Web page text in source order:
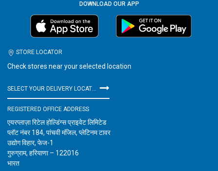
DOWNLOAD OUR APP
STORE LOCATOR
Check stores near your selected location
REGISTERED OFFICE ADDRESS
एयरप्लाज़ा रिटेल होल्डिंग्स प्राइवेट लिमिटेड
प्लॉट नंबर 184, पांचवी मंजिल, प्लेटिनम टावर
उद्योग विहार, फेज-1
गुरुग्राम, हरियाणा – 122016
भारत